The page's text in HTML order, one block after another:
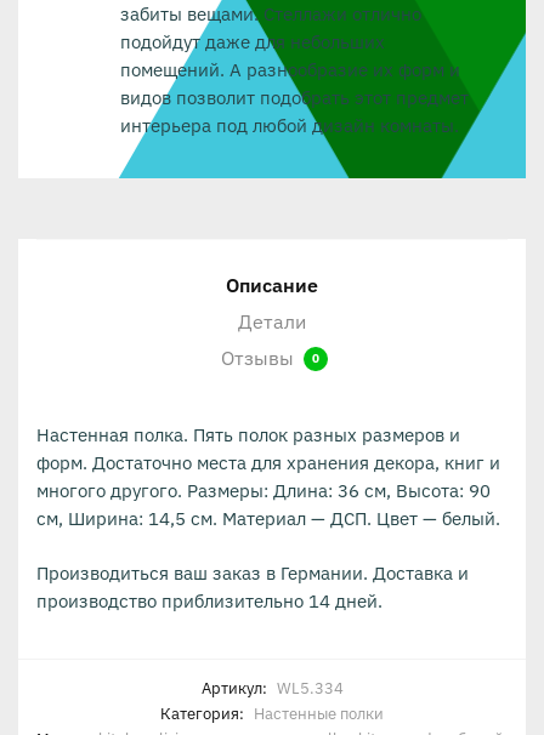
забиты вещами. Стеллажи отлично
подойдут даже для небольших
помещений. А разнообразие их форм и
видов позволит подобрать этот предмет
интерьера под любой дизайн комнаты.
Описание
Детали
Отзывы
0
Настенная полка. Пять полок разных размеров и
форм. Достаточно места для хранения декора, книг и
многого другого. Размеры: Длина: 36 см, Высота: 90
см, Ширина: 14,5 см. Материал — ДСП. Цвет — белый.
Производиться ваш заказ в Германии. Доставка и
производство приблизительно 14 дней.
Артикул: WL5.334
Категория: Настенные полки